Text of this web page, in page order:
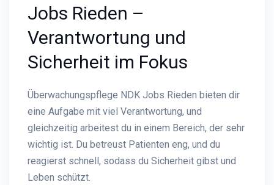
Jobs Rieden –
Verantwortung und
Sicherheit im Fokus
Überwachungspflege NDK Jobs Rieden bieten dir
eine Aufgabe mit viel Verantwortung, und
gleichzeitig arbeitest du in einem Bereich, der sehr
wichtig ist. Du betreust Patienten eng, und du
reagierst schnell, sodass du Sicherheit gibst und
Leben schützt.